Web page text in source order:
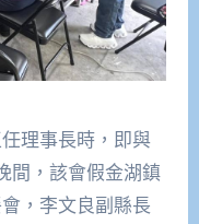
理事長時，即與
間，該會假金湖鎮
，李文良副縣長